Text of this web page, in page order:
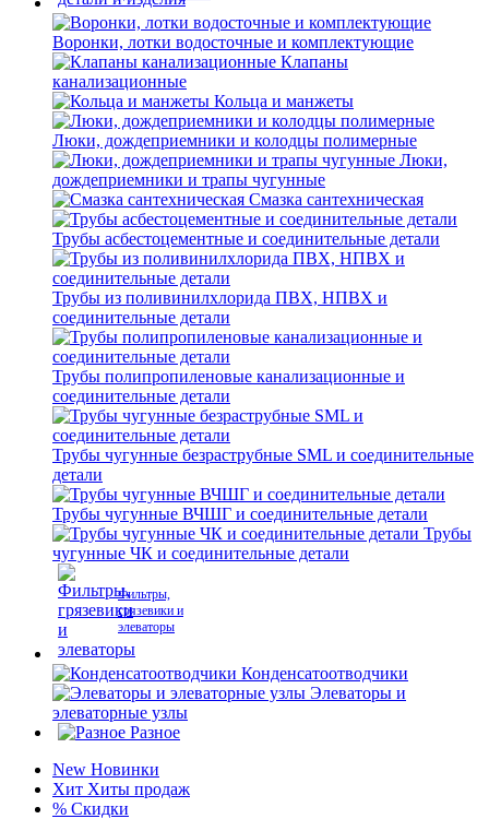
Воронки, лотки водосточные и комплектующие
Клапаны
канализационные
Кольца и манжеты
Люки, дождеприемники и колодцы полимерные
Люки,
дождеприемники и трапы чугунные
Смазка сантехническая
Трубы асбестоцементные и соединительные детали
Трубы из поливинилхлорида ПВХ, НПВХ и
соединительные детали
Трубы полипропиленовые канализационные и
соединительные детали
Трубы чугунные безраструбные SML и соединительные
детали
Трубы чугунные ВЧШГ и соединительные детали
Трубы
чугунные ЧК и соединительные детали
Фильтры,
грязевики и
элеваторы
Конденсатоотводчики
Элеваторы и
элеваторные узлы
Разное
New Новинки
Хит Хиты продаж
% Скидки